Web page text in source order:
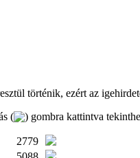
történik, ezért az
(
) gombra kattintva
2779